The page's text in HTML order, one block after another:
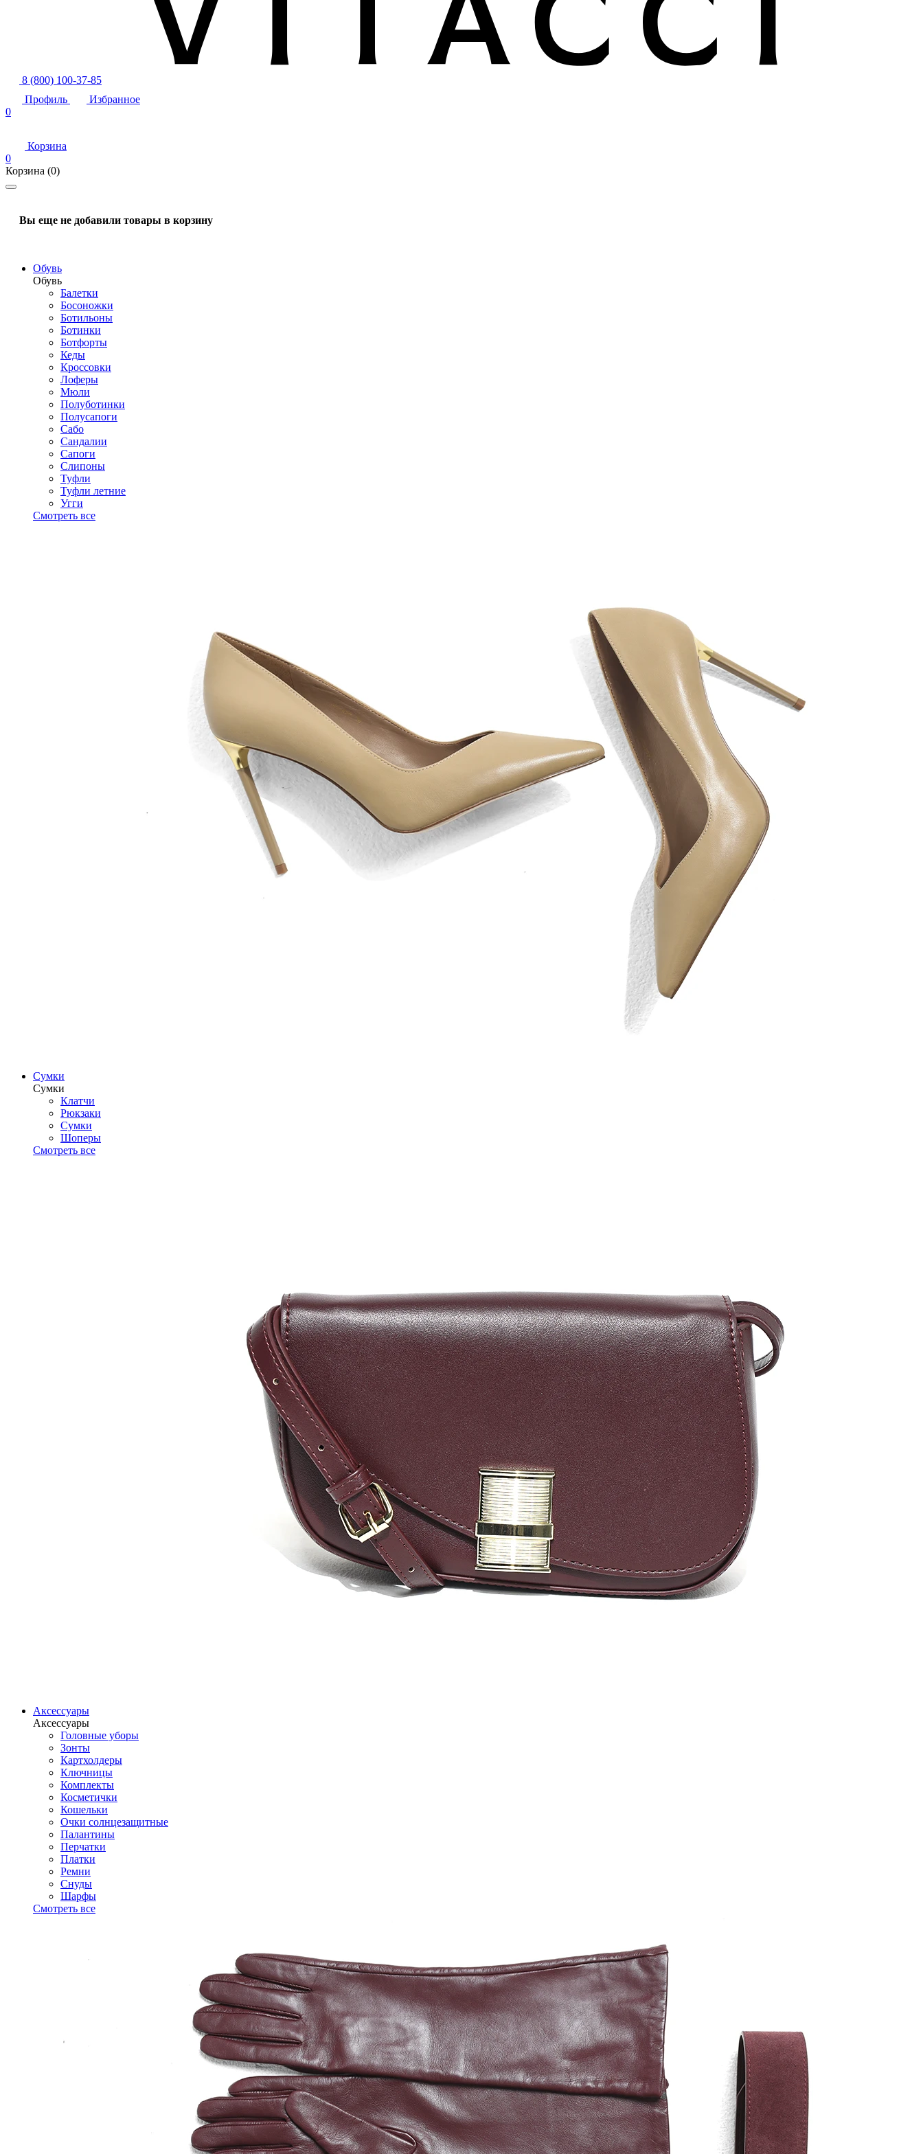
8 (800) 100-37-85
Профиль
Избранное
0
Корзина
0
Корзина (0)
Вы еще не добавили товары в корзину
Обувь
Обувь
Балетки
Босоножки
Ботильоны
Ботинки
Ботфорты
Кеды
Кроссовки
Лоферы
Мюли
Полуботинки
Полусапоги
Сабо
Сандалии
Сапоги
Слипоны
Туфли
Туфли летние
Угги
Смотреть все
Сумки
Сумки
Клатчи
Рюкзаки
Сумки
Шоперы
Смотреть все
Аксессуары
Аксессуары
Головные уборы
Зонты
Картхолдеры
Ключницы
Комплекты
Косметички
Кошельки
Очки солнцезащитные
Палантины
Перчатки
Платки
Ремни
Снуды
Шарфы
Смотреть все